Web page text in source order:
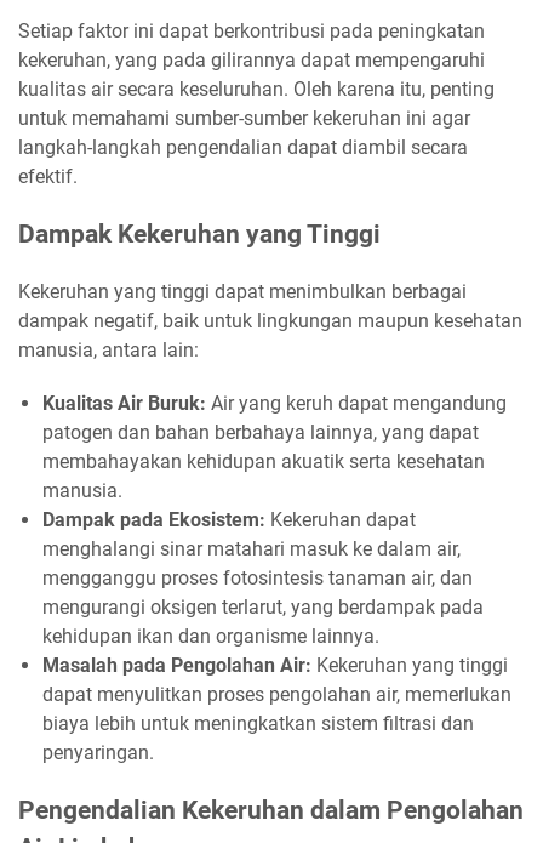
Setiap faktor ini dapat berkontribusi pada peningkatan
kekeruhan, yang pada gilirannya dapat mempengaruhi
kualitas air secara keseluruhan. Oleh karena itu, penting
untuk memahami sumber-sumber kekeruhan ini agar
langkah-langkah pengendalian dapat diambil secara
efektif.
Dampak Kekeruhan yang Tinggi
Kekeruhan yang tinggi dapat menimbulkan berbagai
dampak negatif, baik untuk lingkungan maupun kesehatan
manusia, antara lain:
Kualitas Air Buruk: Air yang keruh dapat mengandung
patogen dan bahan berbahaya lainnya, yang dapat
membahayakan kehidupan akuatik serta kesehatan
manusia.
Dampak pada Ekosistem: Kekeruhan dapat
menghalangi sinar matahari masuk ke dalam air,
mengganggu proses fotosintesis tanaman air, dan
mengurangi oksigen terlarut, yang berdampak pada
kehidupan ikan dan organisme lainnya.
Masalah pada Pengolahan Air: Kekeruhan yang tinggi
dapat menyulitkan proses pengolahan air, memerlukan
biaya lebih untuk meningkatkan sistem filtrasi dan
penyaringan.
Pengendalian Kekeruhan dalam Pengolahan